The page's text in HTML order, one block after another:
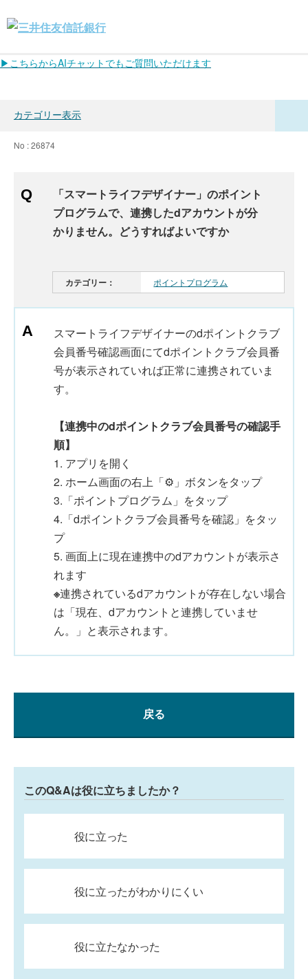
▶こちらからAIチャットでもご質問いただけます
カテゴリー表示
No : 26874
「スマートライフデザイナー」のポイント
プログラムで、連携したdアカウントが分
かりません。どうすればよいですか
カテゴリー： ポイントプログラム
スマートライフデザイナーのdポイントクラブ
会員番号確認画面にてdポイントクラブ会員番
号が表示されていれば正常に連携されていま
す。
【連携中のdポイントクラブ会員番号の確認手
順】
1. アプリを開く
2. ホーム画面の右上「⚙」ボタンをタップ
3.「ポイントプログラム」をタップ
4.「dポイントクラブ会員番号を確認」をタッ
プ
5. 画面上に現在連携中のdアカウントが表示さ
れます
※連携されているdアカウントが存在しない場合
は「現在、dアカウントと連携していませ
ん。」と表示されます。
戻る
このQ&Aは役に立ちましたか？
役に立った
役に立ったがわかりにくい
役に立たなかった